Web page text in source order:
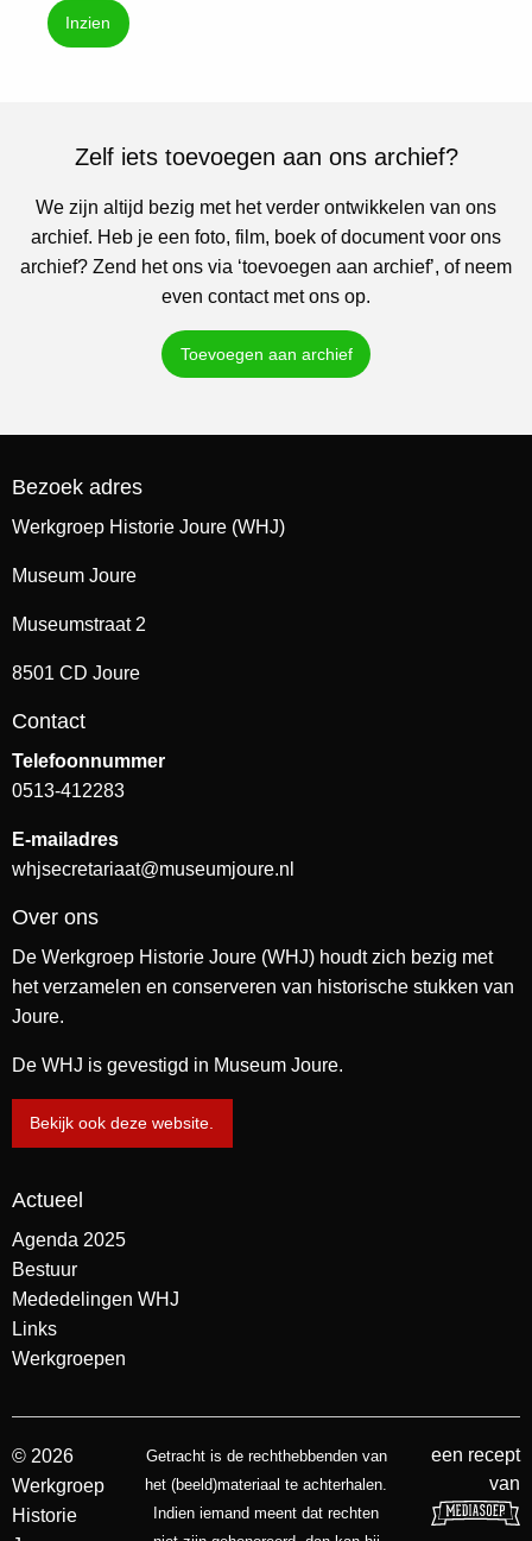
Inzien
Zelf iets toevoegen aan ons archief?
We zijn altijd bezig met het verder ontwikkelen van ons
archief. Heb je een foto, film, boek of document voor ons
archief? Zend het ons via ‘toevoegen aan archief’, of neem
even contact met ons op.
Toevoegen aan archief
Bezoek adres
Werkgroep Historie Joure (WHJ)
Museum Joure
Museumstraat 2
8501 CD Joure
Contact
Telefoonnummer
0513-412283
E-mailadres
whjsecretariaat@museumjoure.nl
Over ons
De Werkgroep Historie Joure (WHJ) houdt zich bezig met
het verzamelen en conserveren van historische stukken van
Joure.
De WHJ is gevestigd in Museum Joure.
Bekijk ook deze website.
Actueel
Agenda 2025
Bestuur
Mededelingen WHJ
Links
Werkgroepen
© 2026
Werkgroep
Historie
Getracht is de rechthebbenden van
het (beeld)materiaal te achterhalen.
Indien iemand meent dat rechten
een recept
van